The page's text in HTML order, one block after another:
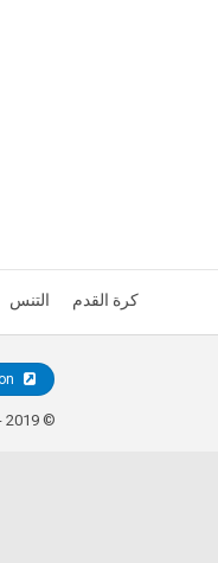
كرة القدم التنس
© 2019 - جميع الحقوق محفوظة.